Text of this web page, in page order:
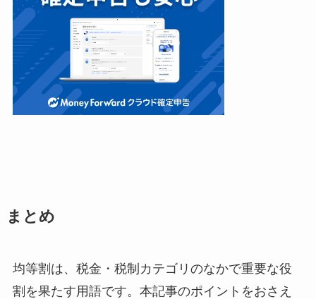
まとめ
均等割は、税金・税制カテゴリのなかで重要な役
割を果たす用語です。本記事のポイントをおさえ